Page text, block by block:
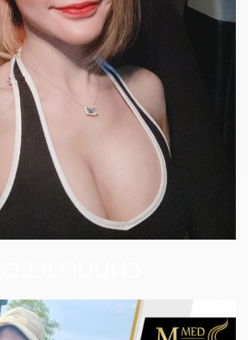
รายละเอียด
รายละเอียด